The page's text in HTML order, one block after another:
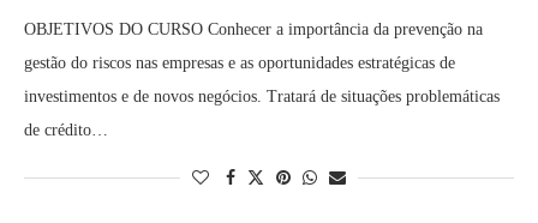
OBJETIVOS DO CURSO Conhecer a importância da prevenção na
gestão do riscos nas empresas e as oportunidades estratégicas de
investimentos e de novos negócios. Tratará de situações problemáticas
de crédito…